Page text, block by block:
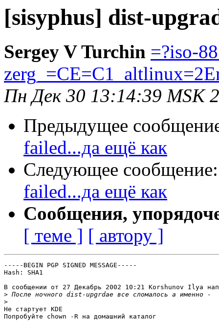
[sisyphus] dist-
Sergey V Turchin =?iso-
Пн Дек 30 13:14:39 MSK
Предыдущее
failed...да ещё как
Следующее
failed...да ещё как
Сообщения,
[ теме ] [ автору ]
-----BEGIN PGP SIGNED MESSAGE-----
Hash: SHA1
В сообщении от 27 Декабрь 2002 10:21 Korshunov Ilya
>
>
Не стартует KDE
Попробуйте chown -R на домашний каталог